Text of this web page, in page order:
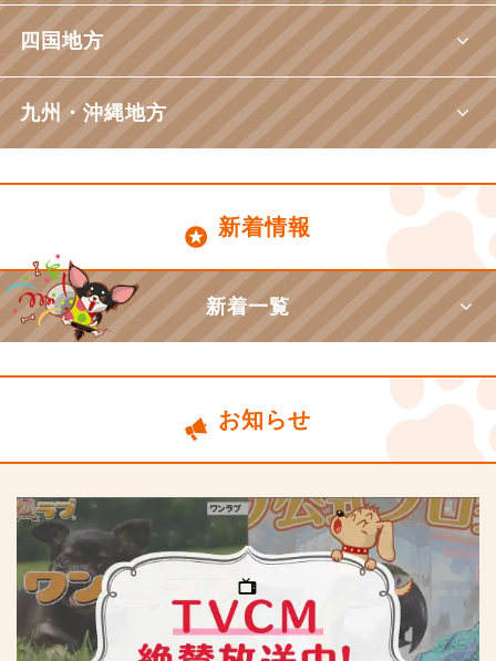
四国地方
九州・沖縄地方
新着情報
新着一覧
お知らせ